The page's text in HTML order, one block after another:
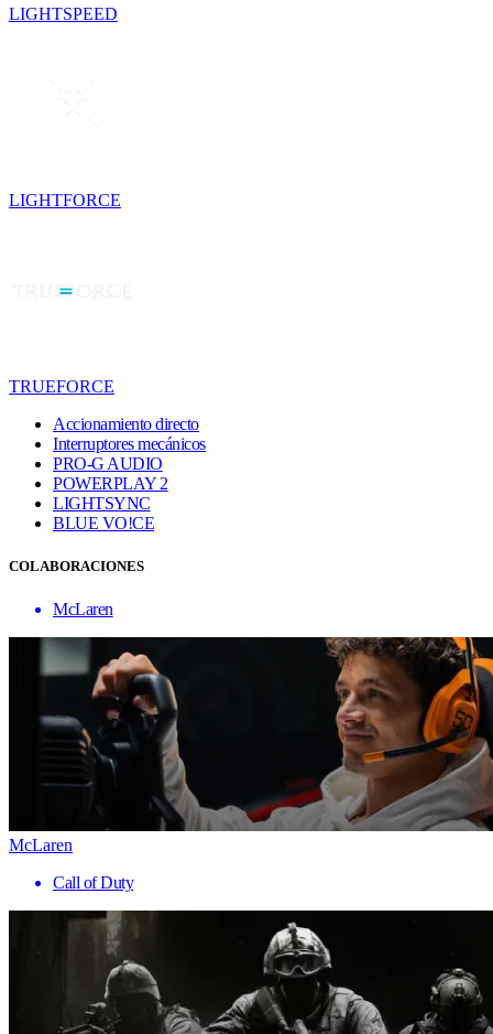
LIGHTSPEED
LIGHTFORCE
TRUEFORCE
Accionamiento directo
Interruptores mecánicos
PRO-G AUDIO
POWERPLAY 2
LIGHTSYNC
BLUE VO!CE
COLABORACIONES
McLaren
McLaren
Call of Duty